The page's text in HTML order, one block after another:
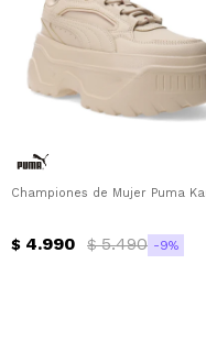
Championes de Mujer Puma
$ 4.990 $ 5.490 9